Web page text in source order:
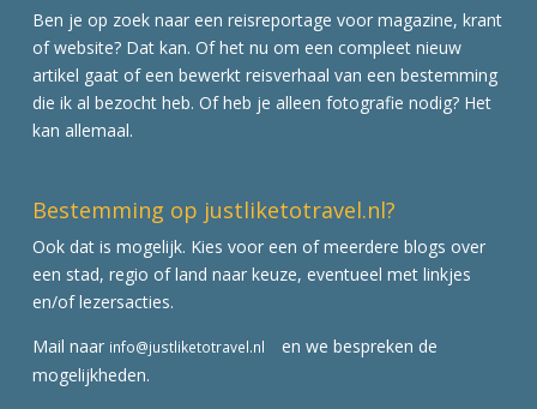
Ben je op zoek naar een reisreportage voor magazine, krant
of website? Dat kan. Of het nu om een compleet nieuw
artikel gaat of een bewerkt reisverhaal van een bestemming
die ik al bezocht heb. Of heb je alleen fotografie nodig? Het
kan allemaal.
Bestemming op justliketotravel.nl?
Ook dat is mogelijk. Kies voor een of meerdere blogs over
een stad, regio of land naar keuze, eventueel met linkjes
en/of lezersacties.
Mail naar info@justliketotravel.nl
en we bespreken de
mogelijkheden.